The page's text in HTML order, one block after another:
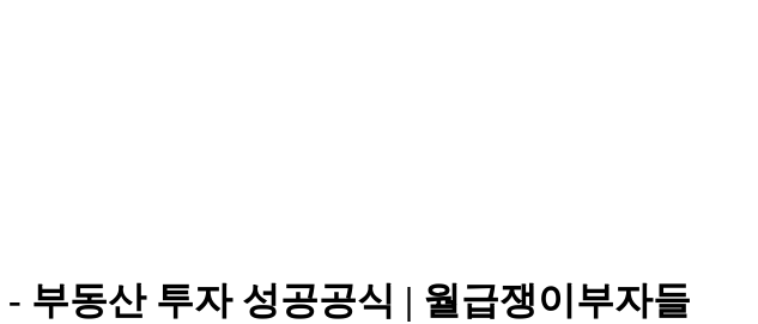
부동산 투자 성공공식 | 월급쟁이부자들